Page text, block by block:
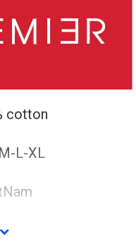
cotton
L-XL
BẬT